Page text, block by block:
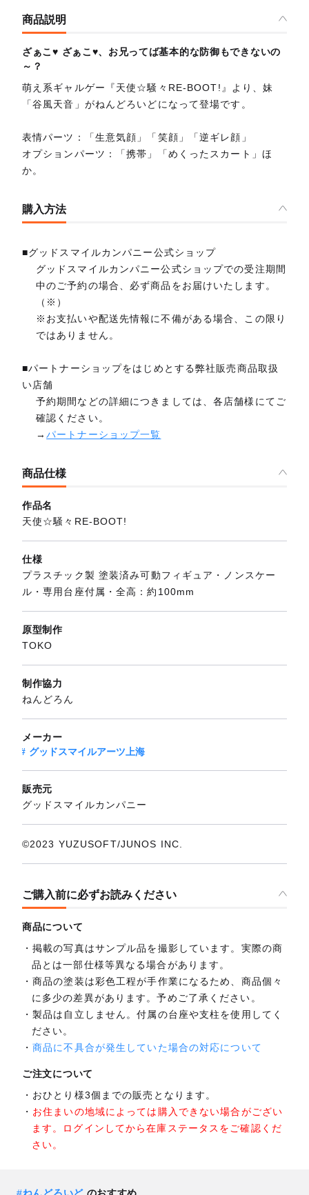
商品説明
ざぁこ♥ ざぁこ♥、お兄ってば基本的な防御もできないの
～？
萌え系ギャルゲー『天使☆騒々RE-BOOT!』より、妹
「谷風天音」がねんどろいどになって登場です。
表情パーツ：「生意気顔」「笑顔」「逆ギレ顔」
オプションパーツ：「携帯」「めくったスカート」ほ
か。
購入方法
■グッドスマイルカンパニー公式ショップ
グッドスマイルカンパニー公式ショップでの受注期間
中のご予約の場合、必ず商品をお届けいたします。
（※）
※お支払いや配送先情報に不備がある場合、この限り
ではありません。
■パートナーショップをはじめとする弊社販売商品取扱
い店舗
予約期間などの詳細につきましては、各店舗様にてご
確認ください。
→パートナーショップ一覧
商品仕様
作品名
天使☆騒々RE-BOOT!
仕様
プラスチック製 塗装済み可動フィギュア・ノンスケー
ル・専用台座付属・全高：約100mm
原型制作
TOKO
制作協力
ねんどろん
メーカー
グッドスマイルアーツ上海
販売元
グッドスマイルカンパニー
©2023 YUZUSOFT/JUNOS INC.
ご購入前に必ずお読みください
商品について
掲載の写真はサンプル品を撮影しています。実際の商
品とは一部仕様等異なる場合があります。
商品の塗装は彩色工程が手作業になるため、商品個々
に多少の差異があります。予めご了承ください。
製品は自立しません。付属の台座や支柱を使用してく
ださい。
商品に不具合が発生していた場合の対応について
ご注文について
おひとり様3個までの販売となります。
お住まいの地域によっては購入できない場合がござい
ます。ログインしてから在庫ステータスをご確認くだ
さい。